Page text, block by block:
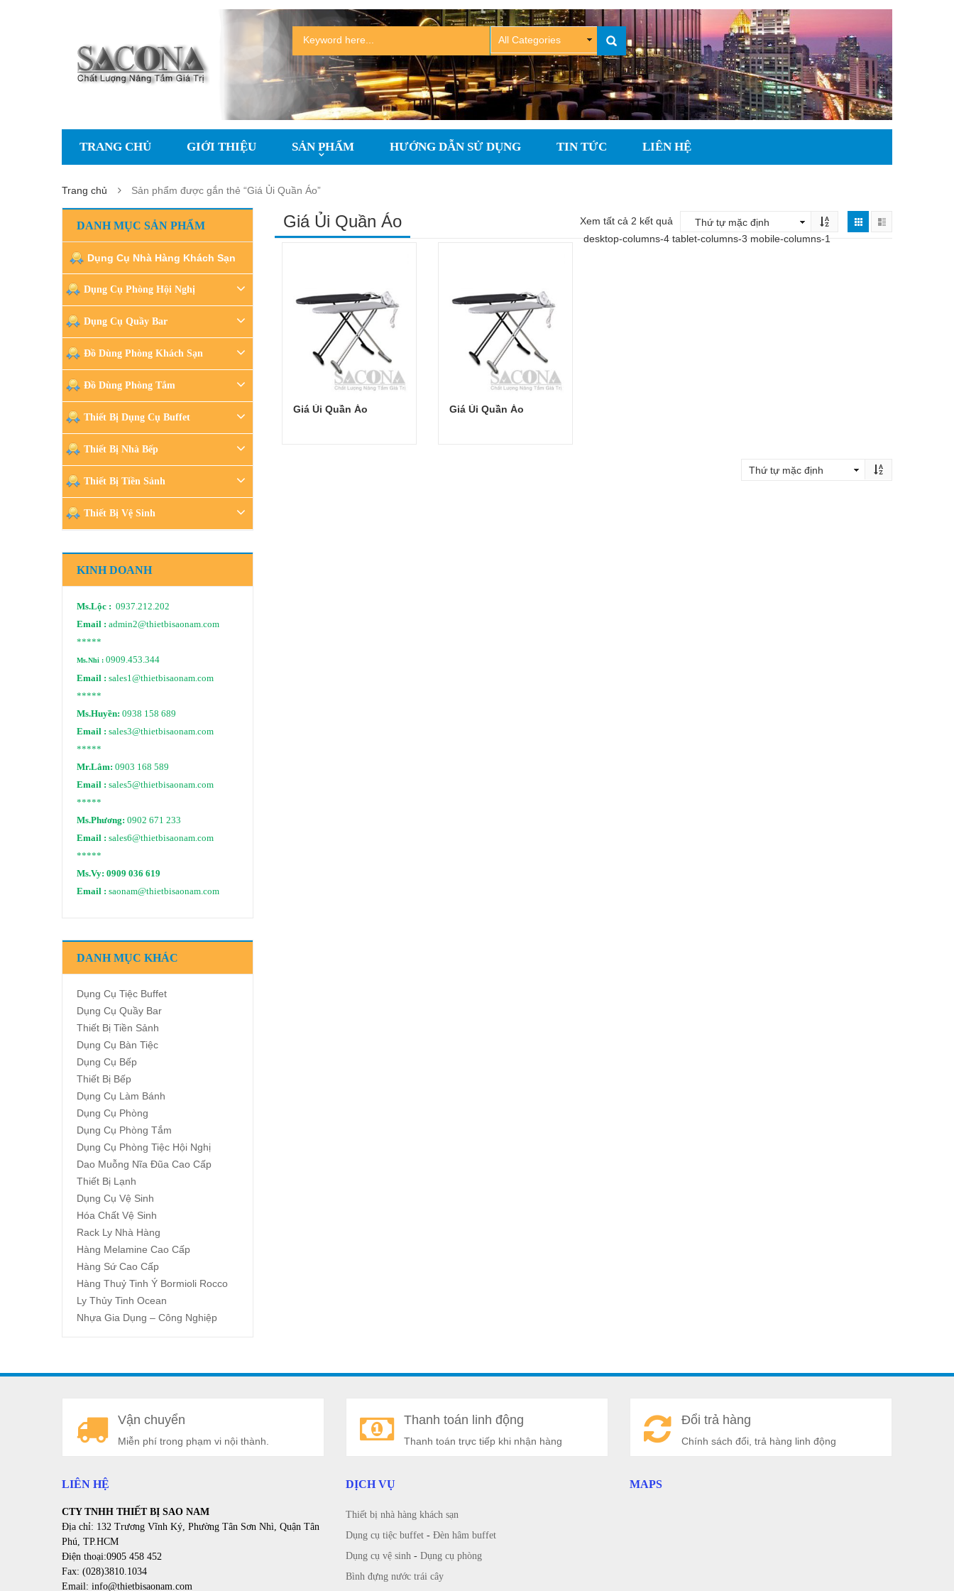
TRANG CHỦ GIỚI THIỆU SẢN PHẨM HƯỚNG DẪN SỬ DỤNG TIN TỨC LIÊN HỆ
Trang chủ Sản phẩm được gắn thẻ “Giá Ủi Quần Áo”
Giá Ủi Quần Áo
Xem tất cả 2 kết quả
desktop-columns-4 tablet-columns-3 mobile-columns-1
Giá Ủi Quần Áo Giá Ủi Quần Áo
DANH MỤC SẢN PHẨM
Dụng Cụ Nhà Hàng Khách Sạn
Dụng Cụ Phòng Hội Nghị
Dụng Cụ Quầy Bar
Đồ Dùng Phòng Khách Sạn
Đồ Dùng Phòng Tắm
Thiết Bị Dụng Cụ Buffet
Thiết Bị Nhà Bếp
Thiết Bị Tiền Sảnh
Thiết Bị Vệ Sinh
KINH DOANH
Ms.Lộc : 0937.212.202
Email : admin2@thietbisaonam.com
*****
Ms.Nhi : 0909.453.344
Email : sales1@thietbisaonam.com
*****
Ms.Huyền: 0938 158 689
Email : sales3@thietbisaonam.com
*****
Mr.Lâm: 0903 168 589
Email : sales5@thietbisaonam.com
*****
Ms.Phương: 0902 671 233
Email : sales6@thietbisaonam.com
*****
Ms.Vy: 0909 036 619
Email : saonam@thietbisaonam.com
DANH MỤC KHÁC
Dụng Cụ Tiệc Buffet
Dụng Cụ Quầy Bar
Thiết Bị Tiền Sảnh
Dụng Cụ Bàn Tiệc
Dụng Cụ Bếp
Thiết Bị Bếp
Dụng Cụ Làm Bánh
Dụng Cụ Phòng
Dụng Cụ Phòng Tắm
Dụng Cụ Phòng Tiệc Hội Nghị
Dao Muỗng Nĩa Đũa Cao Cấp
Thiết Bị Lạnh
Dụng Cụ Vệ Sinh
Hóa Chất Vệ Sinh
Rack Ly Nhà Hàng
Hàng Melamine Cao Cấp
Hàng Sứ Cao Cấp
Hàng Thuỷ Tinh Ý Bormioli Rocco
Ly Thủy Tinh Ocean
Nhựa Gia Dụng – Công Nghiệp
Vận chuyển
Miễn phí trong phạm vi nội thành.
LIÊN HỆ
CTY TNHH THIẾT BỊ SAO NAM
Địa chỉ: 132 Trương Vĩnh Ký, Phường Tân Sơn Nhì, Quận Tân
Phú, TP.HCM
Điện thoại:0905 458 452
Fax: (028)3810.1034
Email: info@thietbisaonam.com
Thanh toán linh động
Thanh toán trực tiếp khi nhận hàng
DỊCH VỤ
Thiết bị nhà hàng khách sạn
Dụng cụ tiệc buffet - Đèn hâm buffet
Dụng cụ vệ sinh - Dụng cụ phòng
Bình đựng nước trái cây
Đổi trả hàng
Chính sách đổi, trả hàng linh động
MAPS